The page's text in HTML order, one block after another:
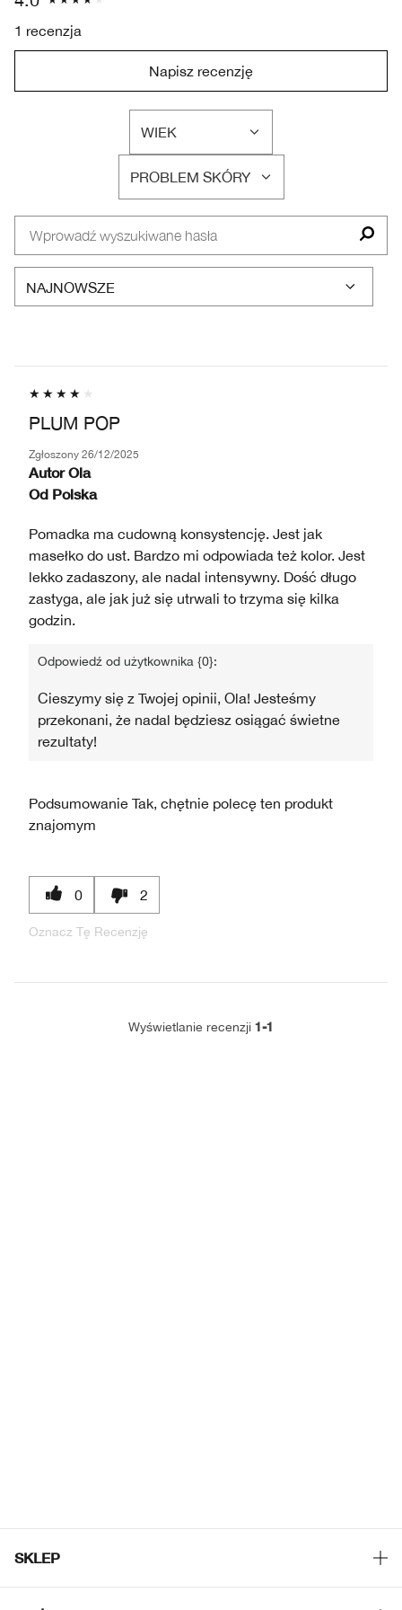
1 recenzja
Napisz recenzję
WIEK
FILTRUJ
RECENZJE
WEDŁUG
WIEK
PROBLEM SKÓRY
FILTRUJ
RECENZJE
PROBLEM
PLUM POP
Zgłoszony 26/12/2025
Autor Ola
Od Polska
Pomadka ma cudowną konsystencję. Jest jak
masełko do ust. Bardzo mi odpowiada też kolor. Jest
lekko zadaszony, ale nadal intensywny. Dość długo
zastyga, ale jak już się utrwali to trzyma się kilka
godzin.
Odpowiedź od użytkownika {0}:
Cieszymy się z Twojej opinii, Ola! Jesteśmy
przekonani, że nadal będziesz osiągać świetne
rezultaty!
Podsumowanie Tak, chętnie polecę ten produkt
znajomym
0 2
Oznacz Tę Recenzję
Wyświetlanie recenzji 1-1
SKLEP